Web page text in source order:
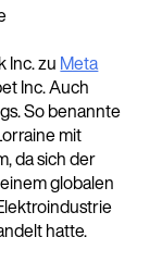
Inc. zu Meta
Inc. Auch
So benannte
mit
da sich der
globalen
hatte.